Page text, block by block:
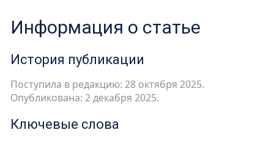
Информация о статье
История публикации
Поступила в редакцию: 28 октября 2025.
Опубликована: 2 декабря 2025.
Ключевые слова